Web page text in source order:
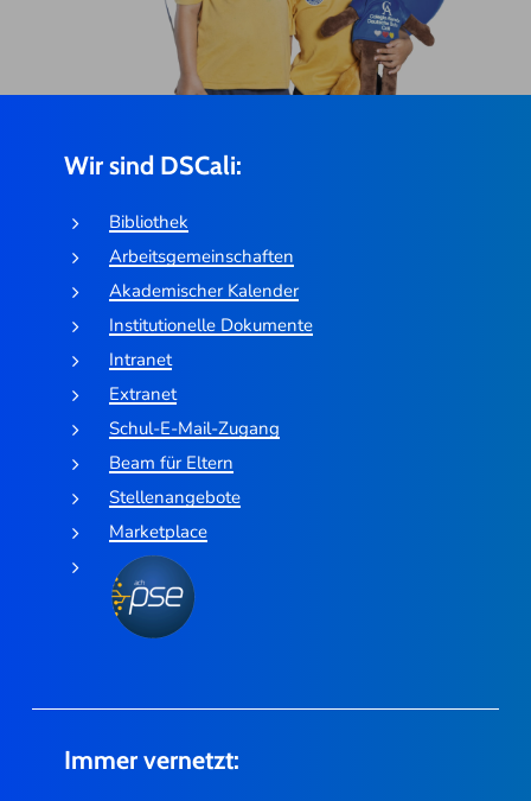
Wir sind DSCali:
Bibliothek
Arbeitsgemeinschaften
Akademischer Kalender
Institutionelle Dokumente
Intranet
Extranet
Schul-E-Mail-Zugang
Beam für Eltern
Stellenangebote
Marketplace
Immer vernetzt: